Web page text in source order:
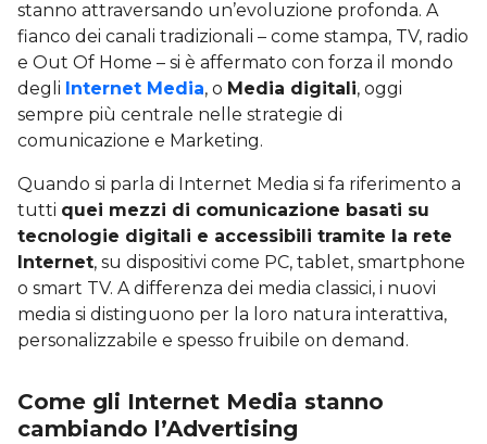
stanno attraversando un’evoluzione profonda. A
fianco dei canali tradizionali – come stampa, TV, radio
e Out Of Home – si è affermato con forza il mondo
degli Internet Media, o Media digitali, oggi
sempre più centrale nelle strategie di
comunicazione e Marketing.
Quando si parla di Internet Media si fa riferimento a
tutti quei mezzi di comunicazione basati su
tecnologie digitali e accessibili tramite la rete
Internet, su dispositivi come PC, tablet, smartphone
o smart TV. A differenza dei media classici, i nuovi
media si distinguono per la loro natura interattiva,
personalizzabile e spesso fruibile on demand.
Come gli Internet Media stanno
cambiando l’Advertising